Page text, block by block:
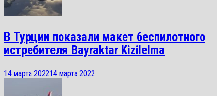
В Турции показали макет беспилотного
истребителя Bayraktar Kizilelma
14 марта 202214 марта 2022